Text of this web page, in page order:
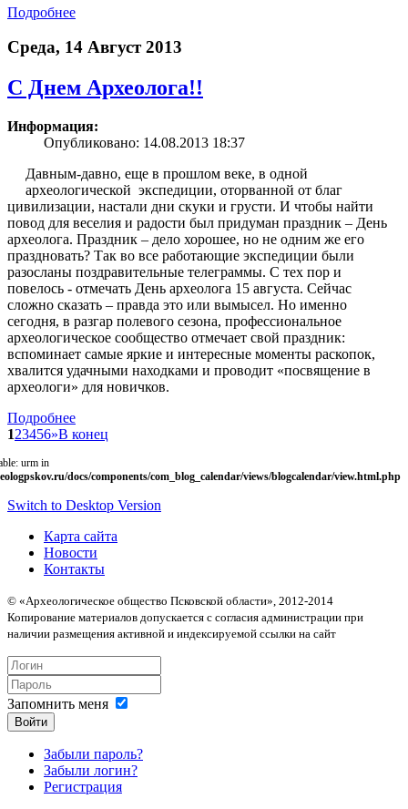
Подробнее
Среда, 14 Август 2013
С Днем Археолога!!
Информация:
Опубликовано: 14.08.2013 18:37
Давным-давно, еще в прошлом веке, в одной
археологической экспедиции, оторванной от благ
цивилизации, настали дни скуки и грусти. И чтобы найти
повод для веселия и радости был придуман праздник – День
археолога. Праздник – дело хорошее, но не одним же его
праздновать? Так во все работающие экспедиции были
разосланы поздравительные телеграммы. С тех пор и
повелось - отмечать День археолога 15 августа. Сейчас
сложно сказать – правда это или вымысел. Но именно
сегодня, в разгар полевого сезона, профессиональное
археологическое сообщество отмечает свой праздник:
вспоминает самые яркие и интересные моменты раскопок,
хвалится удачными находками и проводит «посвящение в
археологи» для новичков.
Подробнее
123456»В конец
urm in
docs/components/com_blog_calendar/views/blogcalendar/view.html.php
Switch to Desktop Version
Карта сайта
Новости
Контакты
© «Археологическое общество Псковской области», 2012-2014
Копирование материалов допускается с согласия администрации при
наличии размещения активной и индексируемой ссылки на сайт
Запомнить меня
Войти
Забыли пароль?
Забыли логин?
Регистрация